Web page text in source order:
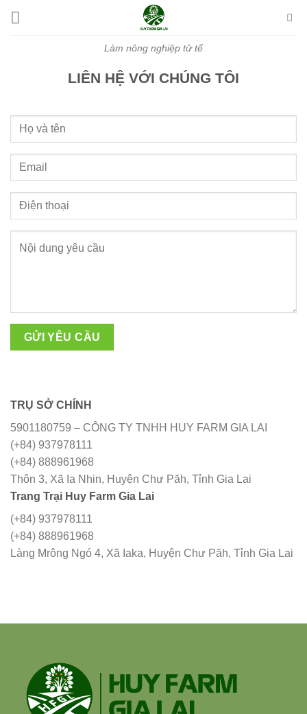
qua
Làm nông nghiệp tử tế
LIÊN HỆ VỚI CHÚNG TÔI
TRỤ SỞ CHÍNH
5901180759 – CÔNG TY TNHH HUY FARM GIA LAI
(+84) 937978111
(+84) 888961968
Thôn 3, Xã Ia Nhin, Huyện Chư Păh, Tỉnh Gia Lai
Trang Trại Huy Farm Gia Lai
(+84) 937978111
(+84) 888961968
Làng Mrông Ngó 4, Xã Iaka, Huyện Chư Păh, Tỉnh Gia Lai